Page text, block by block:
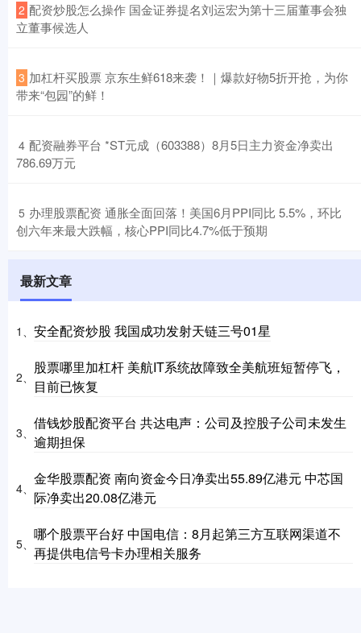
2 ​配资炒股怎么操作 国金证券提名刘运宏为第十三届董事会独
立董事候选人
3 ​加杠杆买股票 京东生鲜618来袭！｜爆款好物5折开抢，为你
带来“包园”的鲜！
4 ​配资融券平台 *ST元成（603388）8月5日主力资金净卖出
786.69万元
5 ​办理股票配资 通胀全面回落！美国6月PPI同比 5.5%，环比
创六年来最大跌幅，核心PPI同比4.7%低于预期
最新文章
1、 安全配资炒股 我国成功发射天链三号01星
2、
股票哪里加杠杆 美航IT系统故障致全美航班短暂停飞，
目前已恢复
3、
借钱炒股配资平台 共达电声：公司及控股子公司未发生
逾期担保
4、
金华股票配资 南向资金今日净卖出55.89亿港元 中芯国
际净卖出20.08亿港元
5、
哪个股票平台好 中国电信：8月起第三方互联网渠道不
再提供电信号卡办理相关服务